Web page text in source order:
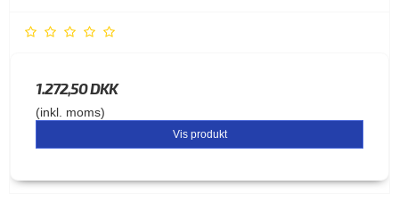
1.272,50 DKK
(inkl. moms)
Vis produkt